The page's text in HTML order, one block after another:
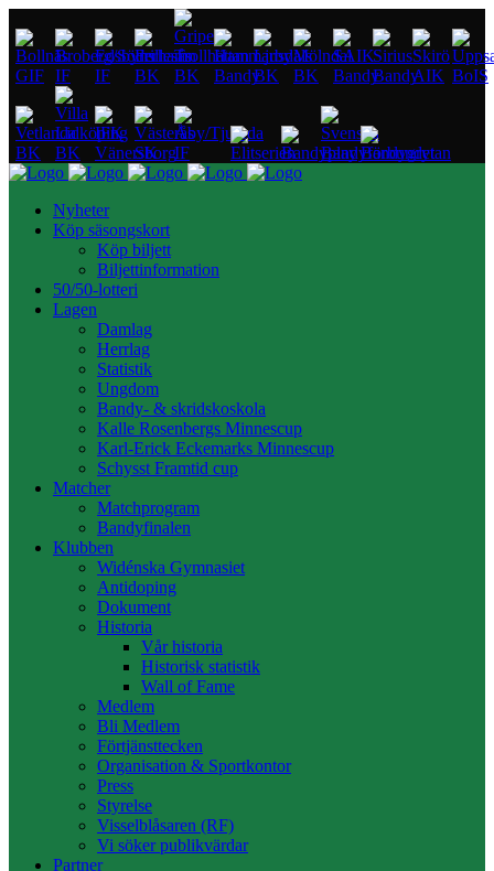
Nyheter
Köp säsongskort
Köp biljett
Biljettinformation
50/50-lotteri
Lagen
Damlag
Herrlag
Statistik
Ungdom
Bandy- & skridskoskola
Kalle Rosenbergs Minnescup
Karl-Erick Eckemarks Minnescup
Schysst Framtid cup
Matcher
Matchprogram
Bandyfinalen
Klubben
Widénska Gymnasiet
Antidoping
Dokument
Historia
Vår historia
Historisk statistik
Wall of Fame
Medlem
Bli Medlem
Förtjänsttecken
Organisation & Sportkontor
Press
Styrelse
Visselblåsaren (RF)
Vi söker publikvärdar
Partner